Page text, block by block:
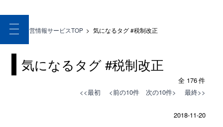
toggle
navigation
医療経営情報サービスTOP > 気になるタグ #税制改正
気になるタグ #税制改正
全 176 件
<<最初
<前の10件 次の10件> 最終>>
2018-11-20